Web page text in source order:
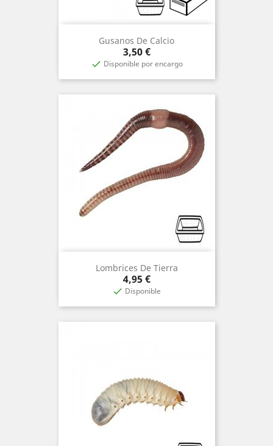
Gusanos De Calcio
Precio
3,50 €
 Disponible por encargo
Lombrices De Tierra
Precio
4,95 €
 Disponible